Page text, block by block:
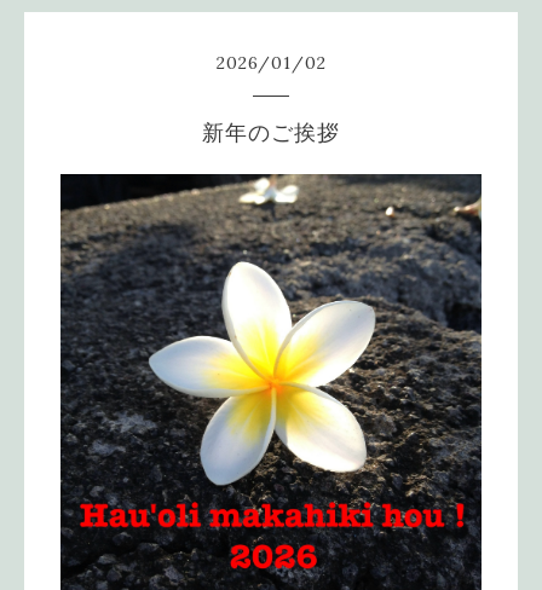
2026/01/02
新年のご挨拶